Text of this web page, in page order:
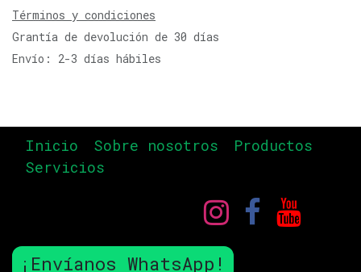
Términos y condiciones
Grantía de devolución de 30 días
Envío: 2-3 días hábiles
Inicio Sobre nosotros
Productos
Servicios
¡Envíanos WhatsApp!